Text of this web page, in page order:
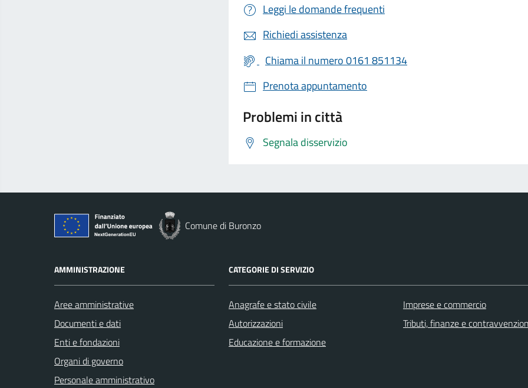
Leggi le domande frequenti
Richiedi assistenza
Chiama il numero 0161 851134
Prenota appuntamento
Problemi in città
Segnala disservizio
Comune di Buronzo
AMMINISTRAZIONE
Aree amministrative
Documenti e dati
Enti e fondazioni
Organi di governo
Personale amministrativo
CATEGORIE DI SERVIZIO
Anagrafe e stato civile
Autorizzazioni
Educazione e formazione
Imprese e commercio
Tributi, finanze e